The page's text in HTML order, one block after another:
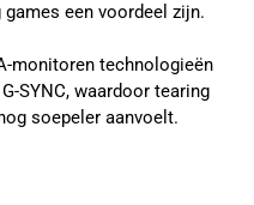
een voordeel zijn.
monitoren technologieën
SYNC, waardoor tearing
soepeler aanvoelt.